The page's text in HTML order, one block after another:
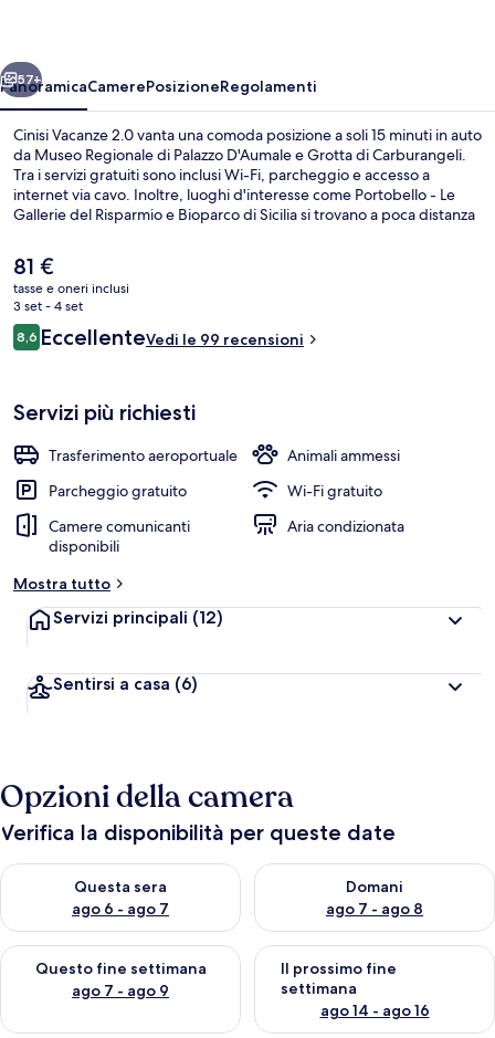
Avanti
57+
PanoramicaCamerePosizioneRegolamenti
Cinisi Vacanze 2.0 vanta una comoda posizione a soli 15 minuti in auto
da Museo Regionale di Palazzo D'Aumale e Grotta di Carburangeli.
Tra i servizi gratuiti sono inclusi Wi-Fi, parcheggio e accesso a
internet via cavo. Inoltre, luoghi d'interesse come Portobello - Le
Gallerie del Risparmio e Bioparco di Sicilia si trovano a poca distanza
Il
prezzo
attuale
è
81 €
81 €
tasse e oneri inclusi
3 set - 4 set
Recensioni
8,68,6 su 10
EccellenteVedi le 99 recensioni
Servizi più richiesti
Trasferimento aeroportuale
Animali ammessi
Parcheggio gratuito
Wi-Fi gratuito
Camere comunicanti
disponibili
Aria condizionata
Mostra tutto
Servizi principali (12)
Sentirsi a casa (6)
Opzioni della camera
Verifica la disponibilità per queste date
Questa sera
ago 6 - ago 7
Verifica la disponibilità per questa sera, ago 6 - ago 7
Domani
ago 7 - ago 8
Verifica la disponibilità per
Questo fine settimana
ago 7 - ago 9
Verifica la disponibilità per questo fine settimana, ago 7 - ago
Il prossimo fine
settimana
ago 14 - ago 16
Verifica la disponibilità per il